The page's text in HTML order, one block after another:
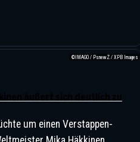
©IMAGO / PsnewZ / XPB Images
um einen Verstappen-